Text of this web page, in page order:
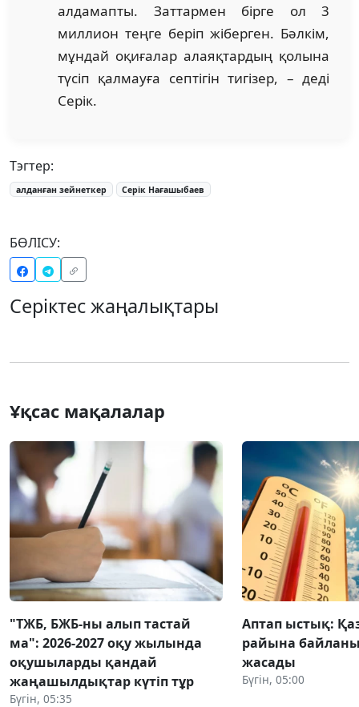
алдамапты. Заттармен бірге ол 3
миллион теңге беріп жіберген. Бәлкім,
мұндай оқиғалар алаяқтардың қолына
түсіп қалмауға септігін тигізер, – деді
Серік.
Тэгтер:
алданған зейнеткер Серік Нағашыбаев
БӨЛІСУ:
Серіктес жаңалықтары
Ұқсас мақалалар
"ТЖБ, БЖБ-ны алып тастай
ма": 2026-2027 оқу жылында
оқушыларды қандай
жаңашылдықтар күтіп тұр
Бүгін, 05:35
Аптап ыстық:
райына
жасады
Бүгін, 05:00